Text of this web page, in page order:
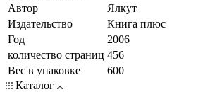
Автор
Ялкут
Издательство
Книга плюс
Год
2006
количество страниц 456
Вес в упаковке
600
Каталог